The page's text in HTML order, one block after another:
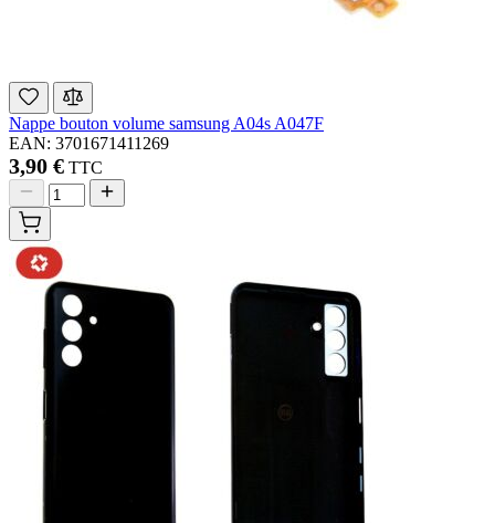
Nappe bouton volume samsung A04s A047F
EAN: 3701671411269
3,90 € TTC